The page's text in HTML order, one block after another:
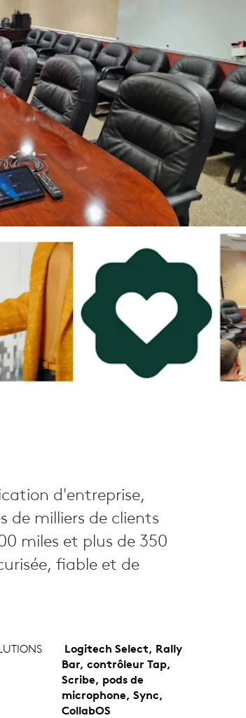
d'entreprise,
de milliers de clients
miles et plus de 350
fiable et de
Logitech Select, Rally
Bar, contrôleur Tap,
Scribe, pods de
microphone, Sync,
CollabOS